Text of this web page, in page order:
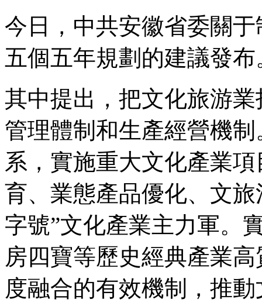
今日，中共安徽省委關
五個五年規劃的建議發布
其中提出，把文化旅游
管理體制和生產經營機
系，實施重大文化產業
育、業態產品優化、文
字號”文化產業主力軍。
房四寶等歷史經典產業
度融合的有效機制，推